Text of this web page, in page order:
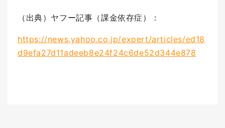
（出典）ヤフー記事（課金依存症）：
https://news.yahoo.co.jp/expert/articles/ed18
d9efa27d11adeeb8e24f24c6de52d344e878